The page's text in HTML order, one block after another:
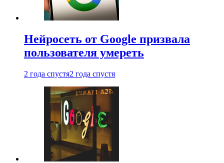
Нейросеть от Google призвала
пользователя умереть
2 года спустя2 года спустя